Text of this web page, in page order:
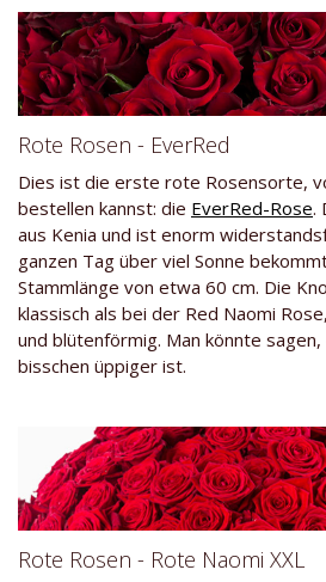
Rote Rosen - EverRed
Dies ist die erste rote Rosensorte,
bestellen kannst: die EverRed-Rose.
aus Kenia und ist enorm
ganzen Tag über viel Sonne
Stammlänge von etwa 60 cm. Die
klassisch als bei der Red Naomi
und blütenförmig. Man könnte
bisschen üppiger ist.
Rote Rosen - Rote Naomi XXL